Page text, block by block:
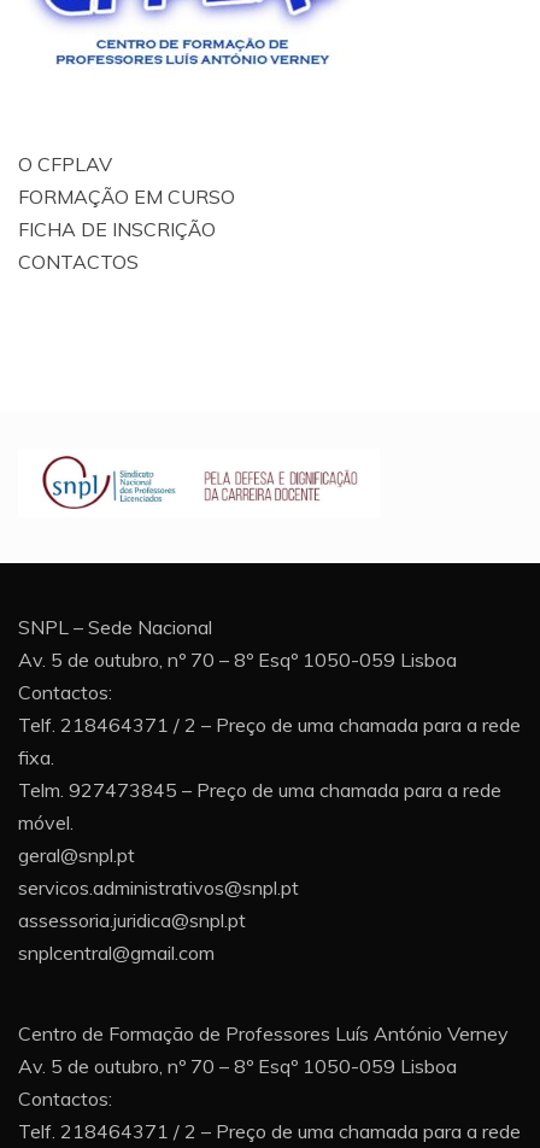
O CFPLAV
FORMAÇÃO EM CURSO
FICHA DE INSCRIÇÃO
CONTACTOS
SNPL – Sede Nacional
Av. 5 de outubro, nº 70 – 8º Esqº 1050-059 Lisboa
Contactos:
Telf. 218464371 / 2 – Preço de uma chamada para a rede
fixa.
Telm. 927473845 – Preço de uma chamada para a rede
móvel.
geral@snpl.pt
servicos.administrativos@snpl.pt
assessoria.juridica@snpl.pt
snplcentral@gmail.com
Centro de Formação de Professores Luís António Verney
Av. 5 de outubro, nº 70 – 8º Esqº 1050-059 Lisboa
Contactos:
Telf. 218464371 / 2 – Preço de uma chamada para a rede